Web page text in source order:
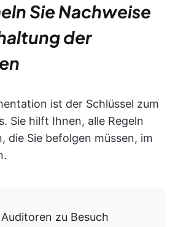
Sie Nachweise
der
ist der Schlüssel zum
Sie hilft Ihnen, alle Regeln
die Sie befolgen müssen, im
zu Besuch